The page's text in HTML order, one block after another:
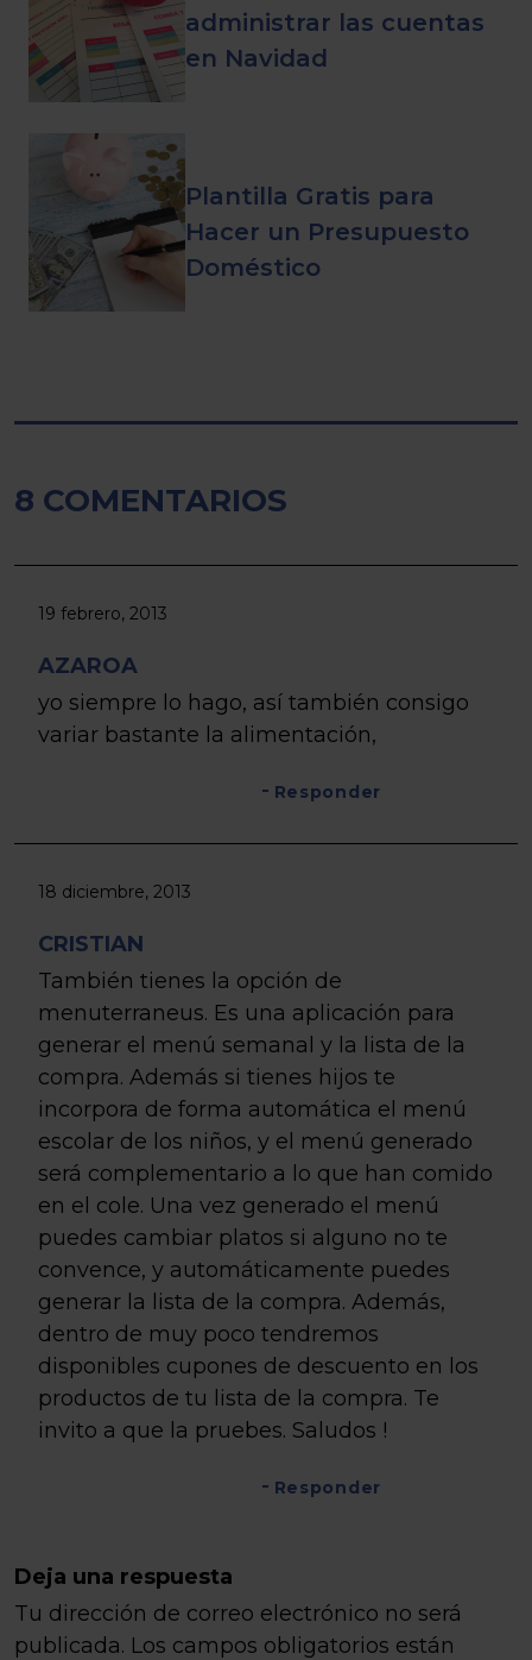
administrar las cuentas
en Navidad
Plantilla Gratis para
Hacer un Presupuesto
Doméstico
8 COMENTARIOS
19 febrero, 2013
AZAROA
yo siempre lo hago, así también consigo
variar bastante la alimentación,
Responder
18 diciembre, 2013
CRISTIAN
También tienes la opción de
menuterraneus. Es una aplicación para
generar el menú semanal y la lista de la
compra. Además si tienes hijos te
incorpora de forma automática el menú
escolar de los niños, y el menú generado
será complementario a lo que han comido
en el cole. Una vez generado el menú
puedes cambiar platos si alguno no te
convence, y automáticamente puedes
generar la lista de la compra. Además,
dentro de muy poco tendremos
disponibles cupones de descuento en los
productos de tu lista de la compra. Te
invito a que la pruebes. Saludos !
Responder
Deja una respuesta
Tu dirección de correo electrónico no será
publicada. Los campos obligatorios están